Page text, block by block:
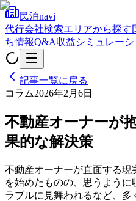
民泊navi
代行会社検索エリアから探す
ち情報Q&A収益シミュレーシ
記事一覧に戻る
コラム2026年2月6日
不動産オーナーが
果的な解決策
不動産オーナーが直面する現
を始めたものの、思うように
ラブルに見舞われるなど、